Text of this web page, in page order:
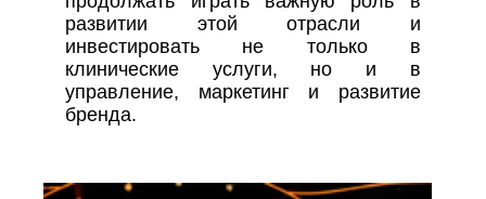
развитии этой отрасли и
инвестировать не только в
клинические услуги, но и в
управление, маркетинг и развитие
бренда.